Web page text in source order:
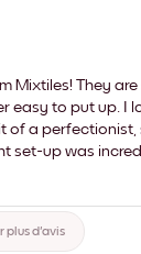
Mixtiles! They
easy to put up. I
of a perfectionist,
set-up was
plus d'avis